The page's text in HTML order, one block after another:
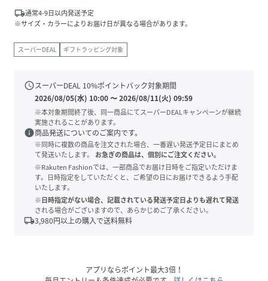
local_shipping通常4-9日以内発送予定
※サイズ・カラーによりお届け日が異なる場合があります。
スーパーDEAL ギフトラッピング対象
scheduleスーパーDEAL 10%ポイントバック対象期間
2026/08/05(水) 10:00〜2026/08/11(火) 09:59
※本対象期間終了後、同一商品にてスーパーDEALキャンペーンが継続
実施されることがあります。
info商品発送についてのご案内です。
※同時に複数の商品を注文された場合、一番遅い発送予定日にまとめ
て発送いたします。
お急ぎの商品は、個別にご注文ください。
※Rakuten Fashionでは、一部商品でお届け日時をご指定いただけま
す。日時指定をしていただくと、ご希望の日にお届けできるよう手配
いたします。
※日時指定がない場合、記載されている発送予定日よりも遅れて発送
される場合がございますので、あらかじめご了承ください。
local_shipping3,980円以上の購入で送料無料
アプリならポイント最大3倍！